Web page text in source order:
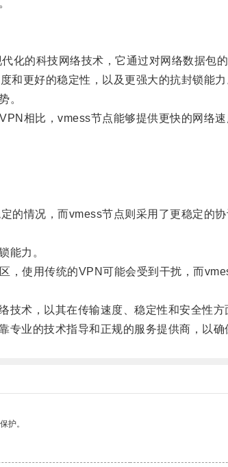
的科技网络技术，它通过对网络数据包的
更好的稳定性，以及更强大的抗封锁能力
。
相比，vmess节点能够提供更快的网络
情况，而vmess节点则采用了更稳定的
能力。
使用传统的VPN可能会受到干扰，而
术，以其在传输速度、稳定性和安全性方
业的技术指导和正规的服务提供商，以确
护。